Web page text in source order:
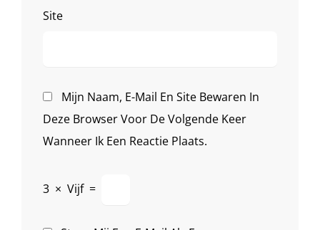
Site
Mijn Naam, E-Mail En Site Bewaren In
Deze Browser Voor De Volgende Keer
Wanneer Ik Een Reactie Plaats.
3 × Vijf =